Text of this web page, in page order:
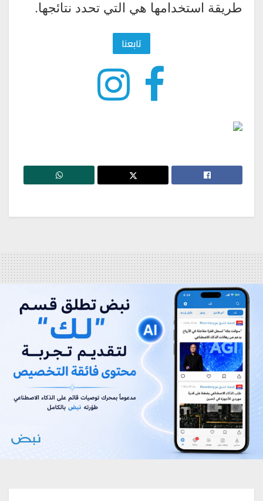
طريقة استخدامها هي التي تحدد نتائجها.
تابعنا